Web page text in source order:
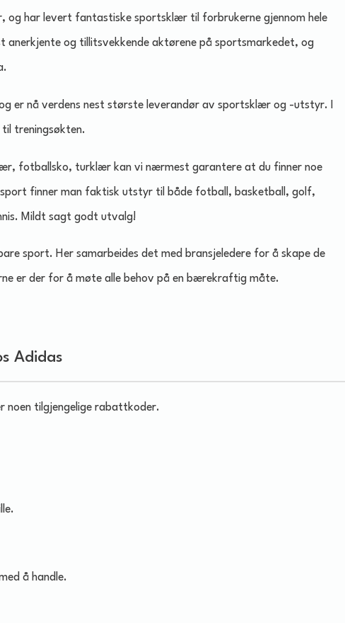
har levert fantastiske sportsklær til forbrukerne gjennom hele
anerkjente og tillitsvekkende aktørene på sportsmarkedet, og
er nå verdens nest største leverandør av sportsklær og -utstyr. I
treningsøkten.
fotballsko, turklær kan vi nærmest garantere at du finner noe
finner man faktisk utstyr til både fotball, basketball, golf,
Mildt sagt godt utvalg!
sport. Her samarbeides det med bransjeledere for å skape de
er der for å møte alle behov på en bærekraftig måte.
Adidas
noen tilgjengelige rabattkoder.
å handle.